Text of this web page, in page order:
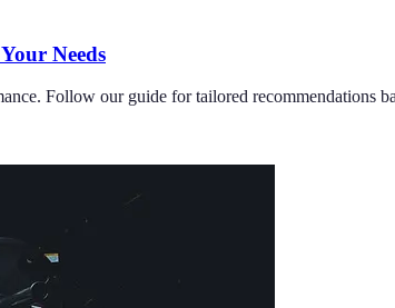
Needs
Follow our guide for tailored recommendations